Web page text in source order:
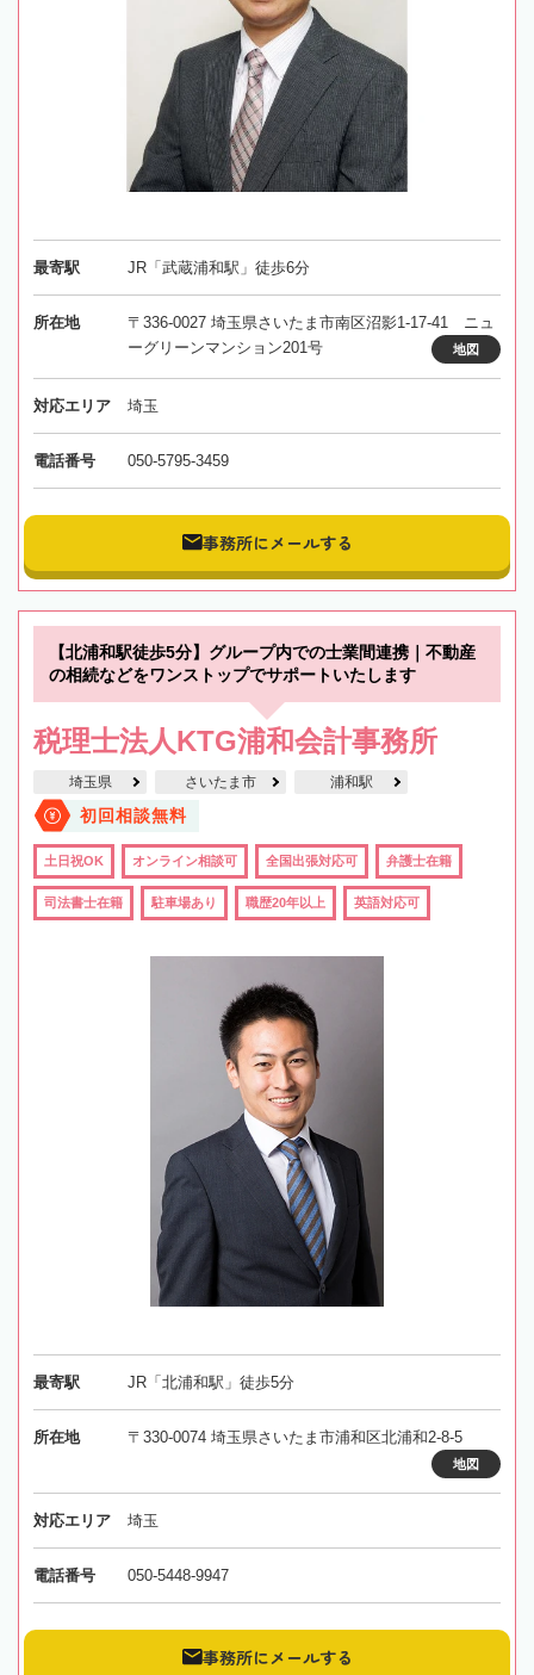
最寄駅 JR「武蔵浦和駅」徒歩6分
所在地
〒336-0027 埼玉県さいたま市南区沼影1-17-41 ニュ
ーグリーンマンション201号
地図
対応エリア 埼玉
電話番号 050-5795-3459
事務所にメールする
【北浦和駅徒歩5分】グループ内での士業間連携｜不動産
の相続などをワンストップでサポートいたします
税理士法人KTG浦和会計事務所
埼玉県 さいたま市 浦和駅
初回相談無料
土日祝OK オンライン相談可 全国出張対応可 弁護士在籍
司法書士在籍 駐車場あり 職歴20年以上 英語対応可
最寄駅 JR「北浦和駅」徒歩5分
所在地 〒330-0074 埼玉県さいたま市浦和区北浦和2-8-5
地図
対応エリア 埼玉
電話番号 050-5448-9947
事務所にメールする